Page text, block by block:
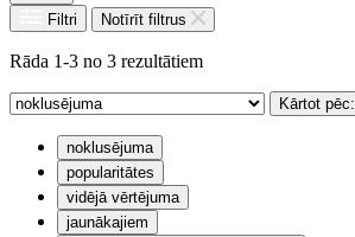
Filtri
Notīrīt filtrus
Rāda 1-3 no 3 rezultātiem
Kārtot pēc:
noklusējuma
popularitātes
vidējā vērtējuma
jaunākajiem